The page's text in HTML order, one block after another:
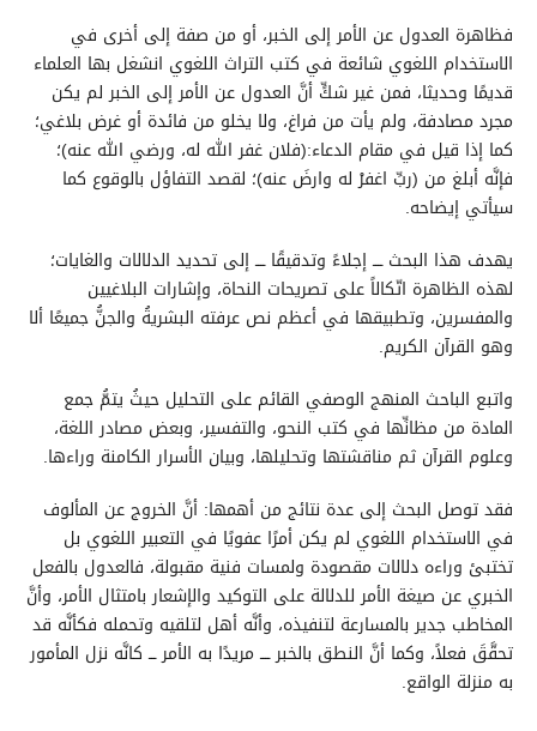
فظاهرة العدول عن الأمر إلى الخبر، أو من صفة إلى أخرى في
الاستخدام اللغوي شائعة في كتب التراث اللغوي انشغل بها العلماء
قديمًا وحديثا، فمن غير شكٍّ أنَّ العدول عن الأمر إلى الخبر لم يكن
مجرد مصادفة، ولم يأت من فراغ، ولا يخلو من فائدة أو غرض بلاغي؛
كما إذا قيل في مقام الدعاء:(فلان غفر الله له، ورضي الله عنه)؛
فإنَّه أبلغ من (ربِّ اغفرْ له وارضَ عنه)؛ لقصد التفاؤل بالوقوع كما
سيأتي إيضاحه.
يهدف هذا البحث ــــ إجلاءً وتدقيقًا ــــ إلى تحديد الدلالات والغايات؛
لهذه الظاهرة اتّكالاً على تصريحات النحاة، وإشارات البلاغيين
والمفسرين، وتطبيقها في أعظم نص عرفته البشريةُ والجنُّ جميعًا ألا
وهو القرآن الكريم.
واتبع الباحث المنهج الوصفي القائم على التحليل حيثُ يتمُّ جمع
المادة من مظانِّها في كتب النحو، والتفسير، وبعض مصادر اللغة،
وعلوم القرآن ثم مناقشتها وتحليلها، وبيان الأسرار الكامنة وراءها.
فقد توصل البحث إلى عدة نتائج من أهمها: أنَّ الخروج عن المألوف
في الاستخدام اللغوي لم يكن أمرًا عفويًا في التعبير اللغوي بل
تختبئ وراءه دلالات مقصودة ولمسات فنية مقبولة، فالعدول بالفعل
الخبري عن صيغة الأمر للدلالة على التوكيد والإشعار بامتثال الأمر، وأنَّ
المخاطب جدير بالمسارعة لتنفيذه، وأنَّه أهل لتلقيه وتحمله فكأنَّه قد
تحقَّقَ فعلاً، وكما أنَّ النطق بالخبر ــــ مريدًا به الأمر ـــ كانَّه نزل المأمور
به منزلة الواقع.